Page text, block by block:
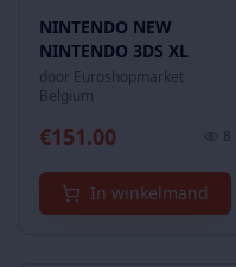
NINTENDO NEW
NINTENDO 3DS XL
door Euroshopmarket
Belgium
€151.00 8
In winkelmand